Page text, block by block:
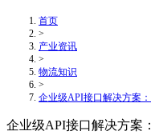
首页
>
产业资讯
>
物流知识
>
企业级API接口解决方案
企业级API接口解决方案